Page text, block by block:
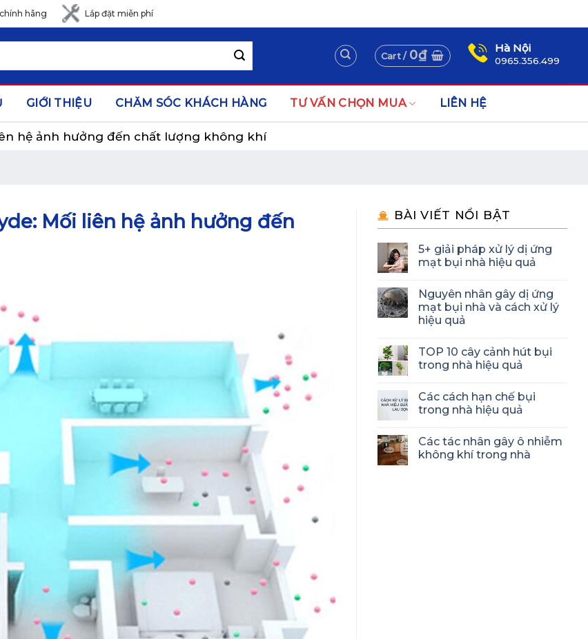
hãng Lắp đặt miễn phí
Cart / 0₫ Hà Nội
0965.356.499
GIỚI THIỆU CHĂM SÓC KHÁCH HÀNG TƯ VẤN CHỌN MUA LIÊN HỆ
hệ ảnh hưởng đến chất lượng không khí
Mối liên hệ ảnh hưởng đến
BÀI VIẾT NỔI BẬT
5+ giải pháp xử lý dị ứng
mạt bụi nhà hiệu quả
Nguyên nhân gây dị ứng
mạt bụi nhà và cách xử lý
hiệu quả
TOP 10 cây cảnh hút bụi
trong nhà hiệu quả
Các cách hạn chế bụi
trong nhà hiệu quả
Các tác nhân gây ô nhiễm
không khí trong nhà